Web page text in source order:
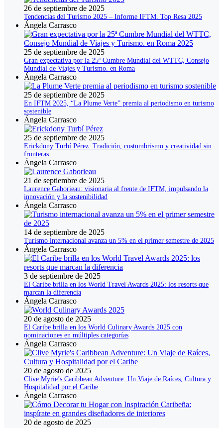
26 de septiembre de 2025
Tendencias del Turismo 2025 – Informe IFTM. Top Resa 2025
Ángela Carrasco
25 de septiembre de 2025
Gran expectativa por la 25ª Cumbre Mundial del WTTC, Consejo
Mundial de Viajes y Turismo. en Roma
Ángela Carrasco
25 de septiembre de 2025
En IFTM 2025, “La Plume Verte” premia al periodismo en turismo
sostenible
Ángela Carrasco
25 de septiembre de 2025
Erickdony Turbí Pérez: Tradición, costumbrismo y creatividad sin
fronteras
Ángela Carrasco
21 de septiembre de 2025
Laurence Gaborieau: visionaria al frente de IFTM, impulsando la
innovación y la sostenibilidad
Ángela Carrasco
14 de septiembre de 2025
Turismo internacional avanza un 5% en el primer semestre de 2025
Ángela Carrasco
3 de septiembre de 2025
El Caribe brilla en los World Travel Awards 2025: los resorts que
marcan la diferencia
Ángela Carrasco
20 de agosto de 2025
El Caribe brilla en los World Culinary Awards 2025 con
nominaciones en múltiples categorías
Ángela Carrasco
20 de agosto de 2025
Clive Myrie’s Caribbean Adventure: Un Viaje de Raíces, Cultura y
Hospitalidad por el Caribe
Ángela Carrasco
20 de agosto de 2025